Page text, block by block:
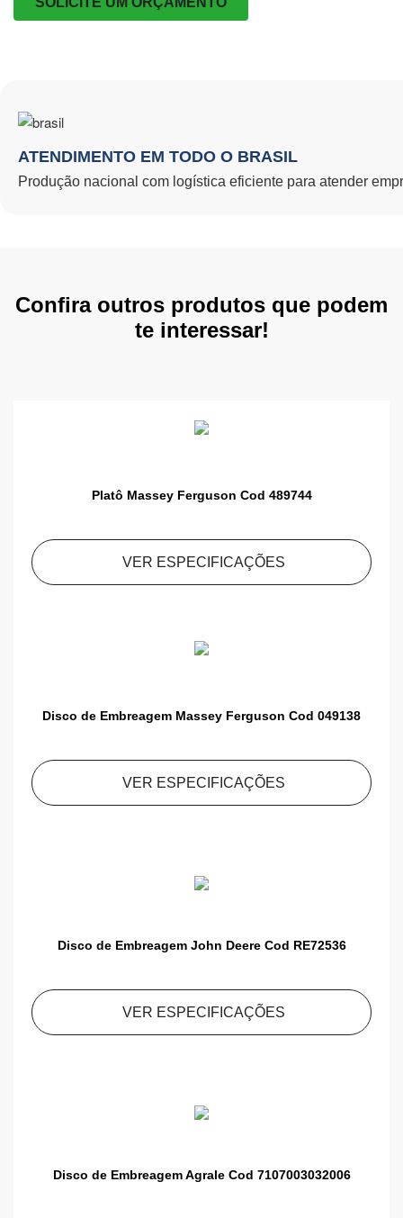
ATENDIMENTO EM TODO O BRASIL
Produção nacional com logística eficiente para atender
Confira outros produtos que podem
te interessar!
Platô Massey Ferguson Cod 489744
VER ESPECIFICAÇÕES
Disco de Embreagem Massey Ferguson Cod 049138
VER ESPECIFICAÇÕES
Disco de Embreagem John Deere Cod RE72536
VER ESPECIFICAÇÕES
Disco de Embreagem Agrale Cod 7107003032006